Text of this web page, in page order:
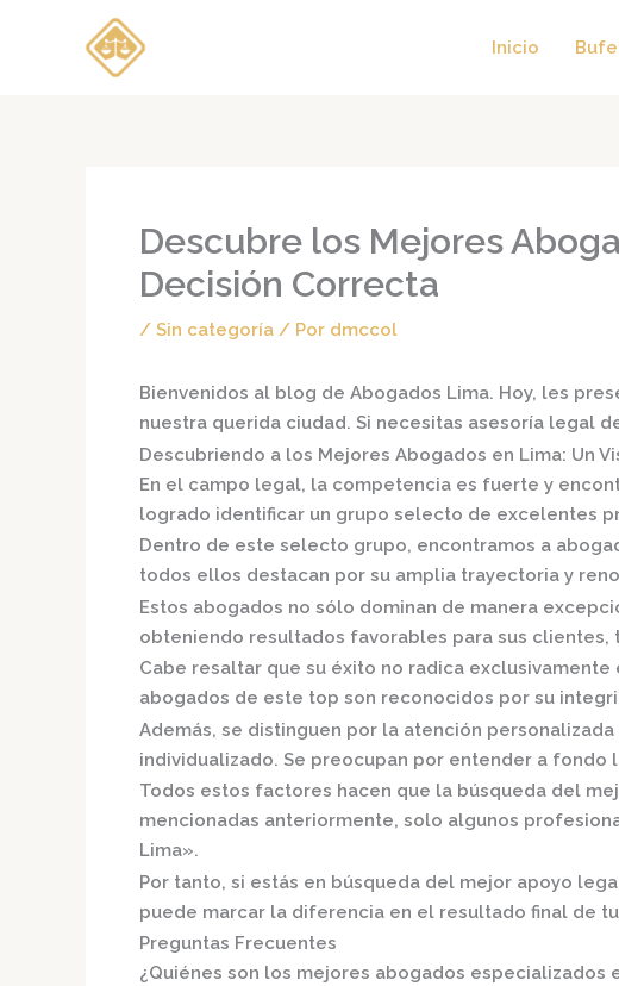
Inicio
Descubre los Mejores
Decisión Correcta
/ Sin categoría / Por dmccol
Bienvenidos al blog de Abogados Lima. Hoy, les
nuestra querida ciudad. Si necesitas asesoría legal
Descubriendo a los Mejores Abogados en Lima: Un
En el campo legal, la competencia es fuerte y
logrado identificar un grupo selecto de excelentes
Dentro de este selecto grupo, encontramos a
todos ellos destacan por su amplia trayectoria y
Estos abogados no sólo dominan de manera
obteniendo resultados favorables para sus
Cabe resaltar que su éxito no radica
abogados de este top son reconocidos por su
Además, se distinguen por la atención
individualizado. Se preocupan por entender a fondo
Todos estos factores hacen que la búsqueda del
mencionadas anteriormente, solo algunos
Lima».
Por tanto, si estás en búsqueda del mejor apoyo
puede marcar la diferencia en el resultado final de
Preguntas Frecuentes
¿Quiénes son los mejores abogados especializados